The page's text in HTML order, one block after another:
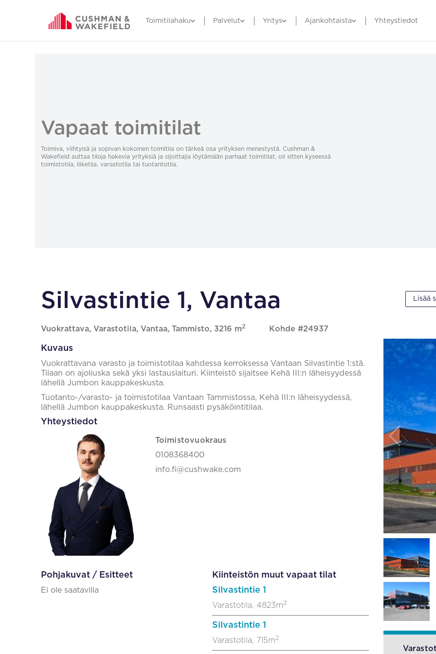
Toimitilahaku Palvelut Yritys Ajankohtaista Yhteystiedot
Vapaat toimitilat
Toimiva, viihtyisä ja sopivan kokoinen toimitila on tärkeä osa yrityksen menestystä. Cushman &
Wakefield auttaa tiloja hakevia yrityksiä ja sijoittajia löytämään parhaat toimitilat, oli sitten kyseessä
toimistotila, liiketila, varastotila tai tuotantotila.
Silvastintie 1, Vantaa
Vuokrattava, Varastotila, Vantaa, Tammisto, 3216 m2 Kohde #24937
Lisää
Kuvaus
Vuokrattavana varasto ja toimistotilaa kahdessa kerroksessa Vantaan Silvastintie 1:stä.
Tilaan on ajoliuska sekä yksi lastauslaituri. Kiinteistö sijaitsee Kehä III:n läheisyydessä
lähellä Jumbon kauppakeskusta.
Tuotanto-/varasto- ja toimistotilaa Vantaan Tammistossa, Kehä III:n läheisyydessä,
lähellä Jumbon kauppakeskusta. Runsaasti pysäköintitilaa.
Yhteystiedot
Toimistovuokraus
0108368400
info.fi@cushwake.com
Pohjakuvat / Esitteet
Ei ole saatavilla
Kiinteistön muut vapaat tilat
Silvastintie 1
Varastotila, 4823m2
Silvastintie 1
Varastotila, 715m2